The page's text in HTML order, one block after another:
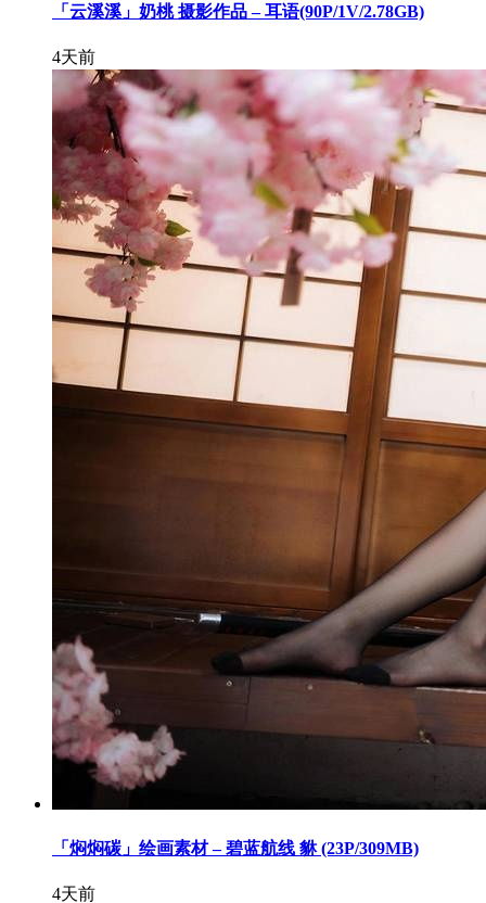
「云溪溪」奶桃 摄影作品 – 耳语(90P/1V/2.78GB)
4天前
「焖焖碳」绘画素材 – 碧蓝航线 貅 (23P/309MB)
4天前